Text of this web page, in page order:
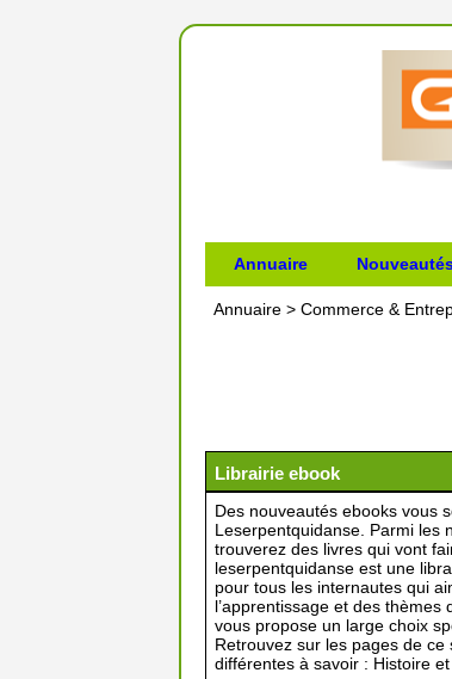
Annuaire
Annuaire > Commerce &
Librairie ebook
Des nouveautés ebooks vous
Leserpentquidanse. Parmi les
trouverez des livres qui vont
leserpentquidanse est une
pour tous les internautes qui
l’apprentissage et des
vous propose un large choix
Retrouvez sur les pages de
différentes à savoir : Histoire